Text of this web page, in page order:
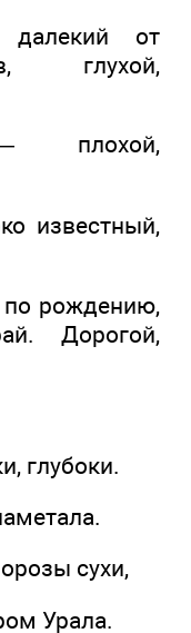
от
глухой,
плохой,
известный,
по рождению,
Дорогой,
глубоки.
сухи,
Урала.